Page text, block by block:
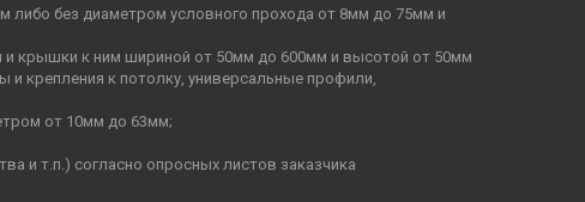
либо без диаметром условного прохода от 8мм до 75мм и
и крышки к ним шириной от 50мм до 600мм и высотой от 50мм
крепления к потолку, универсальные профили,
от 10мм до 63мм;
и т.п.) согласно опросных листов заказчика